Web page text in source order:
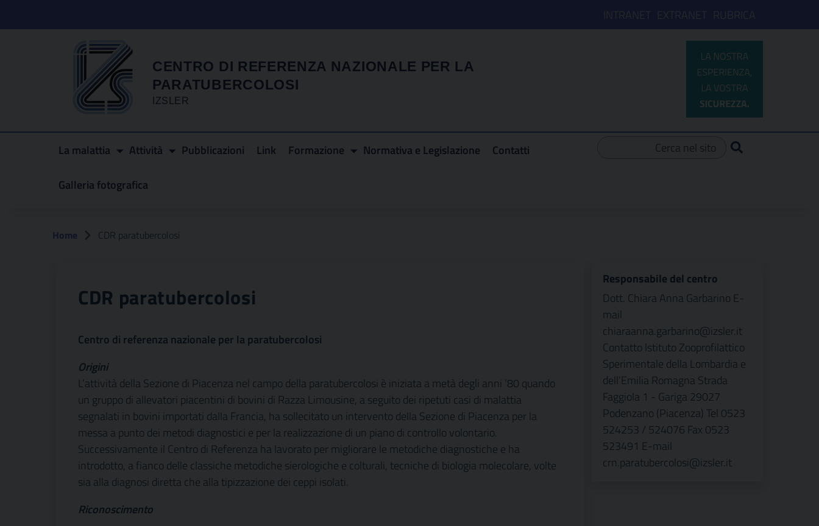
INTRANET EXTRANET RUBRICA
CENTRO DI REFERENZA NAZIONALE PER LA
PARATUBERCOLOSI
IZSLER
La malattia Attività Pubblicazioni Link Formazione Normativa e Legislazione Contatti
Galleria fotografica
Home CDR paratubercolosi
CDR paratubercolosi
Centro di referenza nazionale per la paratubercolosi
Origini
L’attività della Sezione di Piacenza nel campo della paratubercolosi è iniziata a metà degli anni ’80 quando
un gruppo di allevatori piacentini di bovini di Razza Limousine, a seguito dei ripetuti casi di malattia
segnalati in bovini importati dalla Francia, ha sollecitato un intervento della Sezione di Piacenza per la
messa a punto dei metodi diagnostici e per la realizzazione di un piano di controllo volontario.
Successivamente il Centro di Referenza ha lavorato per migliorare le metodiche diagnostiche e ha
introdotto, a fianco delle classiche metodiche sierologiche e colturali, tecniche di biologia molecolare, volte
sia alla diagnosi diretta che alla tipizzazione dei ceppi isolati.
Riconoscimento
Responsabile del centro
Dott. Chiara Anna Garbarino E-
mail
chiaraanna.garbarino@izsler.it
Contatto Istituto Zooprofilattico
Sperimentale della Lombardia e
dell’Emilia Romagna Strada
Faggiola 1 - Gariga 29027
Podenzano (Piacenza) Tel 0523
524253 / 524076 Fax 0523
523491 E-mail
crn.paratubercolosi@izsler.it